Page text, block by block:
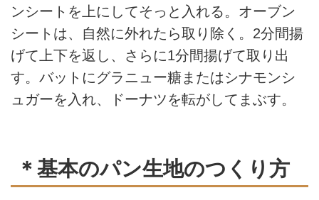
ンシートを上にしてそっと入れる。オーブン
シートは、自然に外れたら取り除く。2分間揚
げて上下を返し、さらに1分間揚げて取り出
す。バットにグラニュー糖またはシナモンシ
ュガーを入れ、ドーナツを転がしてまぶす。
＊基本のパン生地のつくり方